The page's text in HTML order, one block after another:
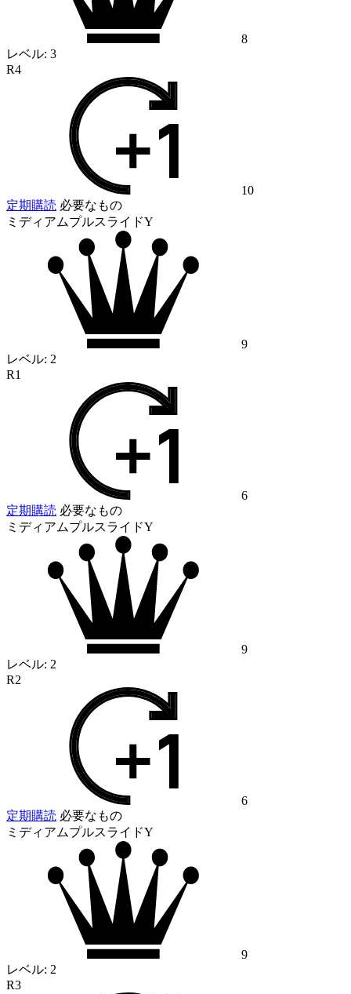
8
レベル: 3
R4
10
定期購読 必要なもの
ミディアムプルスライドY
9
レベル: 2
R1
6
定期購読 必要なもの
ミディアムプルスライドY
9
レベル: 2
R2
6
定期購読 必要なもの
ミディアムプルスライドY
9
レベル: 2
R3